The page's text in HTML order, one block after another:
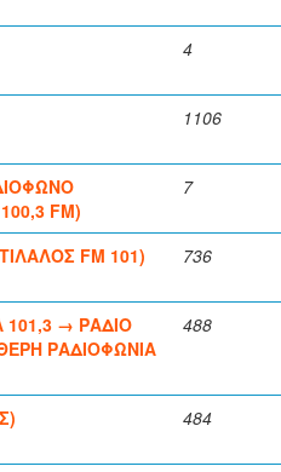
4
1106
FM)
7
FM 101) 736
101,3 → ΡΑΔΙΟ
ΡΑΔΙΟΦΩΝΙΑ
488
484